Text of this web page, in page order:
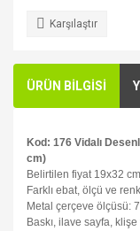
Karşılaştır
ÜRÜN BİLGİSİ
Kod: 176 Vidalı
cm)
Belirtilen fiyat 19x32
Farklı ebat, ölçü ve
Metal çerçeve ölçüsü:
Baskı, ilave sayfa,